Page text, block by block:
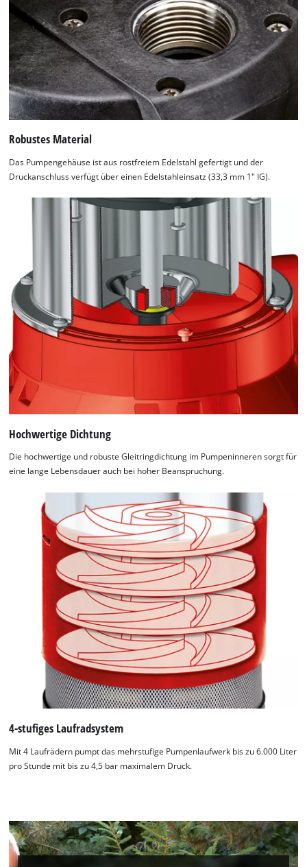
Robustes Material
Das Pumpengehäuse ist aus rostfreiem Edelstahl gefertigt und der
Druckanschluss verfügt über einen Edelstahleinsatz (33,3 mm 1" IG).
Hochwertige Dichtung
Die hochwertige und robuste Gleitringdichtung im Pumpeninneren sorgt für
eine lange Lebensdauer auch bei hoher Beanspruchung.
4-stufiges Laufradsystem
Mit 4 Laufrädern pumpt das mehrstufige Pumpenlaufwerk bis zu 6.000 Liter
pro Stunde mit bis zu 4,5 bar maximalem Druck.